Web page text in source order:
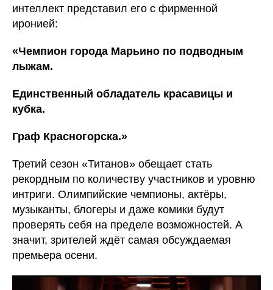
интеллект представил его с фирменной
иронией:
«Чемпион города Марьино по подводным
лыжам.
Единственный обладатель красавицы и
кубка.
Граф Красногорска.»
Третий сезон «Титанов» обещает стать
рекордным по количеству участников и уровню
интриги. Олимпийские чемпионы, актёры,
музыканты, блогеры и даже комики будут
проверять себя на пределе возможностей. А
значит, зрителей ждёт самая обсуждаемая
премьера осени.